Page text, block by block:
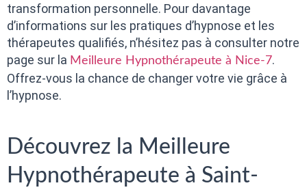
transformation personnelle. Pour davantage
d’informations sur les pratiques d’hypnose et les
thérapeutes qualifiés, n’hésitez pas à consulter notre
page sur la Meilleure Hypnothérapeute à Nice-7.
Offrez-vous la chance de changer votre vie grâce à
l’hypnose.
Découvrez la Meilleure
Hypnothérapeute à Saint-